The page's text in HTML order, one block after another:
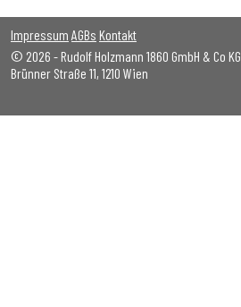
Impressum AGBs Kontakt
© 2026 - Rudolf Holzmann 1860 GmbH & Co KG
Brünner Straße 11, 1210 Wien